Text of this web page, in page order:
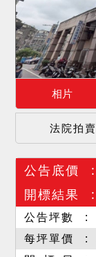
相片
法院拍
公告底價
開標結果
公告坪數
每坪單價